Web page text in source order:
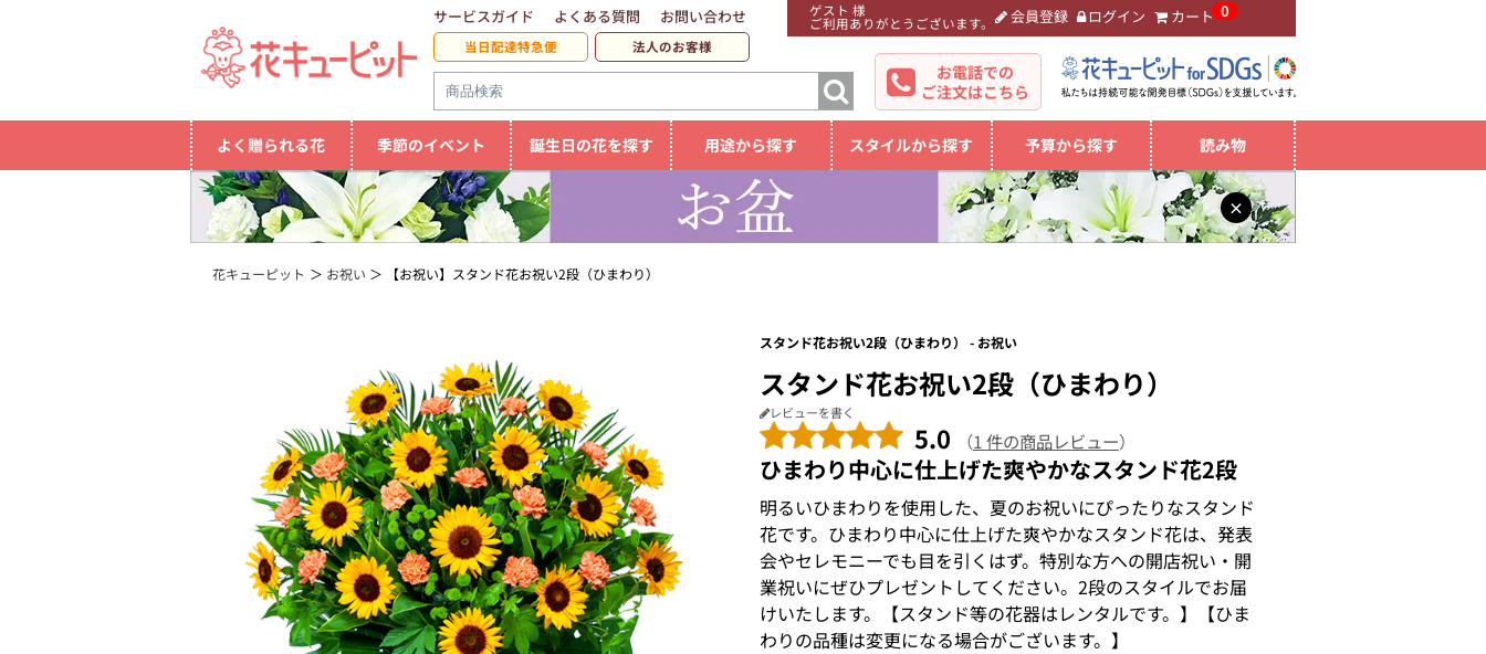
ゲスト 様
ご利用ありがとうございます。 会員登録 ログイン カート 0
サービスガイド よくある質問 お問い合わせ
当日配達特急便 法人のお客様
お電話での
ご注文はこちら
よく贈られる花 季節のイベント 誕生日の花を探す 用途から探す スタイルから探す 予算から探す 読み物
×
花キューピット お祝い 【お祝い】スタンド花お祝い2段（ひまわり）
スタンド花お祝い2段（ひまわり） - お祝い
スタンド花お祝い2段（ひまわり）
レビューを書く
5.0 （1 件の商品レビュー）
ひまわり中心に仕上げた爽やかなスタンド花2段
明るいひまわりを使用した、夏のお祝いにぴったりなスタンド
花です。ひまわり中心に仕上げた爽やかなスタンド花は、発表
会やセレモニーでも目を引くはず。特別な方への開店祝い・開
業祝いにぜひプレゼントしてください。2段のスタイルでお届
けいたします。【スタンド等の花器はレンタルです。】【ひま
わりの品種は変更になる場合がございます。】